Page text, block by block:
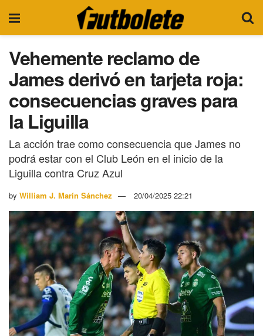
Vehemente reclamo de
James derivó en tarjeta roja:
consecuencias graves para
la Liguilla
La acción trae como consecuencia que James no
podrá estar con el Club León en el inicio de la
Liguilla contra Cruz Azul
by William J. Marín Sánchez 20/04/2025 22:21